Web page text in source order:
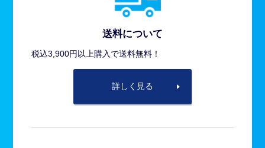
送料について
税込3,900円以上購入で送料無料！
詳しく見る